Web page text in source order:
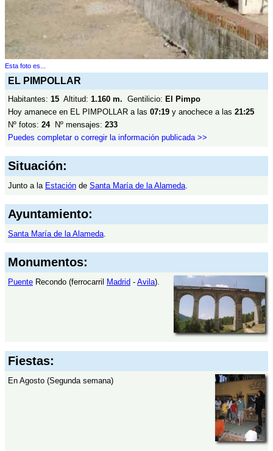
Esta foto es...
EL PIMPOLLAR
Habitantes: 15 Altitud: 1.160 m. Gentilicio: El Pimpo
Hoy amanece en EL PIMPOLLAR a las 07:19 y anochece a las 21:25
Nº fotos: 24Nº mensajes: 233
Puedes completar o corregir la información publicada >>
Situación:
Junto a la Estación de Santa María de la Alameda.
Ayuntamiento:
Santa María de la Alameda.
Monumentos:
Puente Recondo (ferrocarril Madrid - Avila).
Fiestas:
En Agosto (Segunda semana)